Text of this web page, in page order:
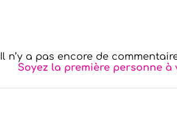
Il n’y a pas encore de
Soyez la première personne à